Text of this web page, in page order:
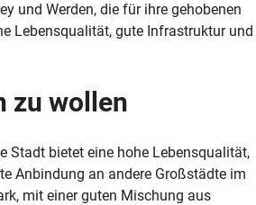
und Werden, die für ihre gehobenen
Lebensqualität, gute Infrastruktur und
zu wollen
Stadt bietet eine hohe Lebensqualität,
Anbindung an andere Großstädte im
mit einer guten Mischung aus